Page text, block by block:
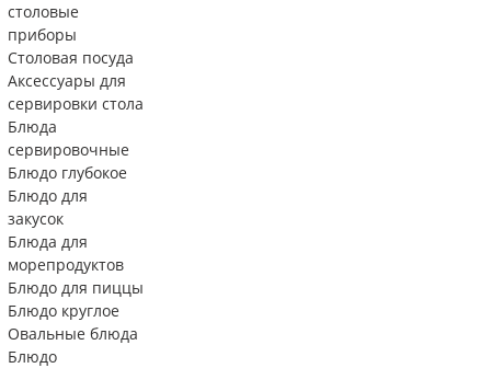
столовые
приборы
Столовая посуда
Аксессуары для
сервировки стола
Блюда
сервировочные
Блюдо глубокое
Блюдо для
закусок
Блюда для
морепродуктов
Блюдо для пиццы
Блюдо круглое
Овальные блюда
Блюдо